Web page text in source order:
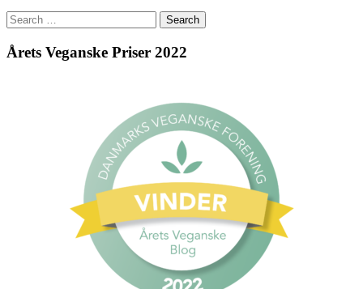
Search
for:
Årets Veganske Priser 2022